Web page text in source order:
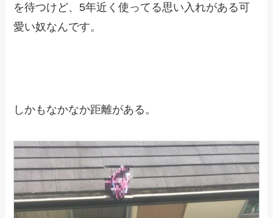
を待つけど、5年近く使ってる思い入れがある可
愛い奴なんです。
しかもなかなか距離がある。